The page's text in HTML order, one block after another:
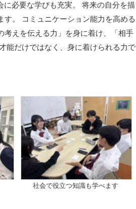
必要な学びも充実。 将来の自分を描
す。 コミュニケーション能力を高める
考えを伝える力」を身に着け、「相手
能だけではなく、身に着けられる力で
社会で役立つ知識も学べます